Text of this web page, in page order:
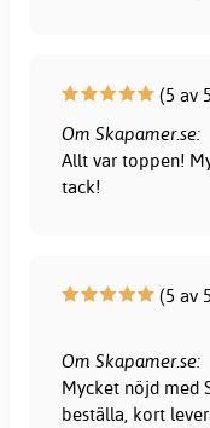
(5 av
Om Skapamer.se:
Allt var toppen!
tack!
(5 av
Om Skapamer.se:
Mycket nöjd med
beställa, kort